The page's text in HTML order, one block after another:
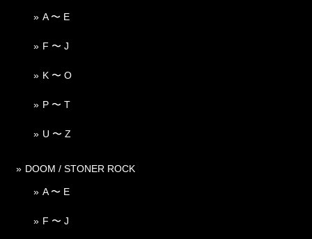
A 〜 E
F 〜 J
K 〜 O
P 〜 T
U 〜 Z
DOOM / STONER ROCK
A 〜 E
F 〜 J